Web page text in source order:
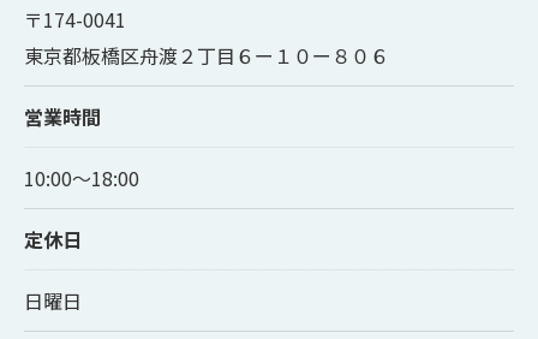
〒174-0041
東京都板橋区舟渡２丁目６ー１０ー８０６
営業時間
10:00～18:00
定休日
日曜日